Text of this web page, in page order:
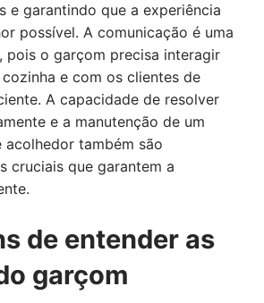
e garantindo que a experiência
possível. A comunicação é uma
pois o garçom precisa interagir
e com os clientes de
A capacidade de resolver
e a manutenção de um
acolhedor também são
cruciais que garantem a
de entender as
garçom